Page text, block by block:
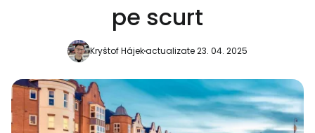
pe scurt
Kryštof Hájekactualizate 23. 04. 2025
Continuați cu Google
Continuați cu Facebook